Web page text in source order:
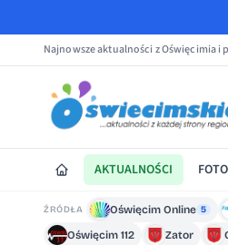
Najnowsze aktualności z Oświęcimia
AKTUALNOŚCI
ŹRÓDŁA Oświęcim Online 5
Oświęcim 112
Zator